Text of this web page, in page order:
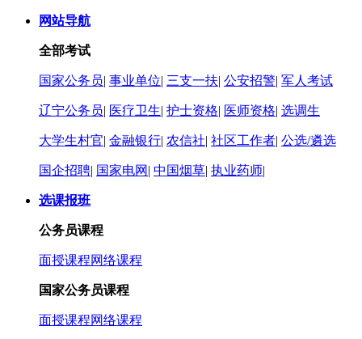
网站导航
全部考试
国家公务员| 事业单位| 三支一扶| 公安招警| 军人考试
辽宁公务员| 医疗卫生| 护士资格| 医师资格| 选调生
大学生村官| 金融银行| 农信社| 社区工作者| 公选/遴选
国企招聘| 国家电网 | 中国烟草| 执业药师|
选课报班
公务员课程
面授课程网络课程
国家公务员课程
面授课程网络课程